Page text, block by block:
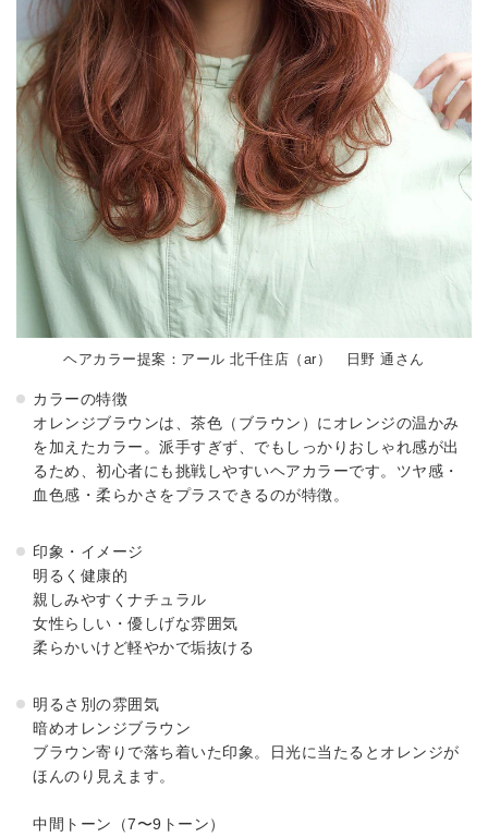
ヘアカラー提案：アール 北千住店（ar） 日野 通さん
カラーの特徴
オレンジブラウンは、茶色（ブラウン）にオレンジの温かみ
を加えたカラー。派手すぎず、でもしっかりおしゃれ感が出
るため、初心者にも挑戦しやすいヘアカラーです。ツヤ感・
血色感・柔らかさをプラスできるのが特徴。
印象・イメージ
明るく健康的
親しみやすくナチュラル
女性らしい・優しげな雰囲気
柔らかいけど軽やかで垢抜ける
明るさ別の雰囲気
暗めオレンジブラウン
ブラウン寄りで落ち着いた印象。日光に当たるとオレンジが
ほんのり見えます。
中間トーン（7〜9トーン）